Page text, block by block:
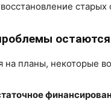
старых
на планы, некоторые